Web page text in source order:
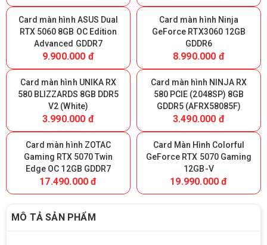
Card màn hình ASUS Dual
RTX 5060 8GB OC Edition
Advanced GDDR7
9.900.000 đ
Card màn hình Ninja
GeForce RTX3060 12GB
GDDR6
8.990.000 đ
Card màn hình UNIKA RX
580 BLIZZARDS 8GB DDR5
V2 (White)
3.990.000 đ
Card màn hình NINJA RX
580 PCIE (2048SP) 8GB
GDDR5 (AFRX58085F)
3.490.000 đ
Card màn hình ZOTAC
Gaming RTX 5070 Twin
Edge OC 12GB GDDR7
17.490.000 đ
Card Màn Hình Colorful
GeForce RTX 5070 Gaming
12GB-V
19.990.000 đ
MÔ TẢ SẢN PHẨM